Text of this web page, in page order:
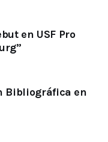
en USF Pro
Bibliográfica en